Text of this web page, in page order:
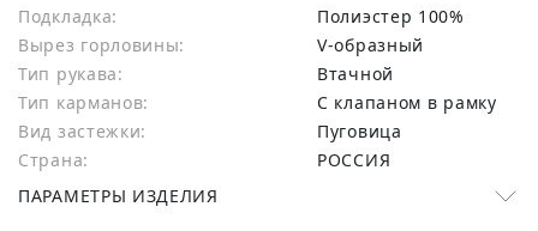
Подкладка:
Полиэстер 100%
Вырез горловины:
V-образный
Тип рукава:
Втачной
Тип карманов:
С клапаном в рамку
Вид застежки:
Пуговица
Страна:
РОССИЯ
ПАРАМЕТРЫ ИЗДЕЛИЯ